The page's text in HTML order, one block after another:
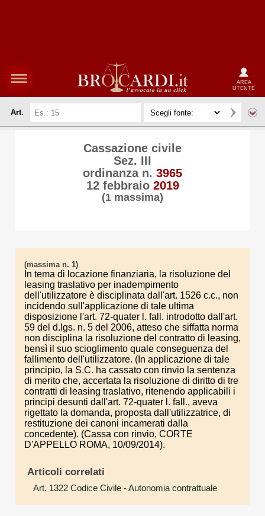
AREA
UTENTE
Art.
Cassazione civile
Sez. III
ordinanza n. 3965
12 febbraio 2019
(1 massima)
(massima n. 1)
In tema di locazione finanziaria, la risoluzione del
leasing traslativo per inadempimento
dell'utilizzatore è disciplinata dall'art. 1526 c.c., non
incidendo sull'applicazione di tale ultima
disposizione l'art. 72-quater l. fall. introdotto dall'art.
59 del d.lgs. n. 5 del 2006, atteso che siffatta norma
non disciplina la risoluzione del contratto di leasing,
bensì il suo scioglimento quale conseguenza del
fallimento dell'utilizzatore. (In applicazione di tale
principio, la S.C. ha cassato con rinvio la sentenza
di merito che, accertata la risoluzione di diritto di tre
contratti di leasing traslativo, ritenendo applicabili i
principi desunti dall'art. 72-quater l. fall., aveva
rigettato la domanda, proposta dall'utilizzatrice, di
restituzione dei canoni incamerati dalla
concedente). (Cassa con rinvio, CORTE
D'APPELLO ROMA, 10/09/2014).
Articoli correlati
Art. 1322 Codice Civile - Autonomia contrattuale